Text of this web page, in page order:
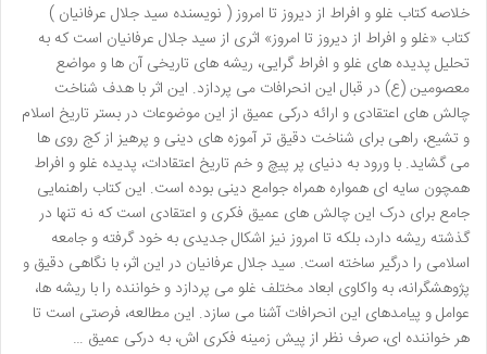
خلاصه کتاب غلو و افراط از دیروز تا امروز ( نویسنده سید جلال عرفانیان )
کتاب «غلو و افراط از دیروز تا امروز» اثری از سید جلال عرفانیان است که به
تحلیل پدیده های غلو و افراط گرایی، ریشه های تاریخی آن ها و مواضع
معصومین (ع) در قبال این انحرافات می پردازد. این اثر با هدف شناخت
چالش های اعتقادی و ارائه درکی عمیق از این موضوعات در بستر تاریخ اسلام
و تشیع، راهی برای شناخت دقیق تر آموزه های دینی و پرهیز از کج روی ها
می گشاید. با ورود به دنیای پر پیچ و خم تاریخ اعتقادات، پدیده غلو و افراط
همچون سایه ای همواره همراه جوامع دینی بوده است. این کتاب راهنمایی
جامع برای درک این چالش های عمیق فکری و اعتقادی است که نه تنها در
گذشته ریشه دارد، بلکه تا امروز نیز اشکال جدیدی به خود گرفته و جامعه
اسلامی را درگیر ساخته است. سید جلال عرفانیان در این اثر، با نگاهی دقیق و
پژوهشگرانه، به واکاوی ابعاد مختلف غلو می پردازد و خواننده را با ریشه ها،
عوامل و پیامدهای این انحرافات آشنا می سازد. این مطالعه، فرصتی است تا
هر خواننده ای، صرف نظر از پیش زمینه فکری اش، به درکی عمیق …